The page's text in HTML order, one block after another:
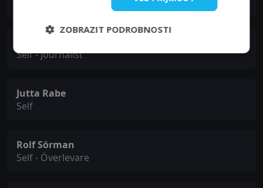
Self - Journalist
Jutta Rabe
Self
Rolf Sörman
Self - Överlevare
ZOBRAZIT PODROBNOSTI